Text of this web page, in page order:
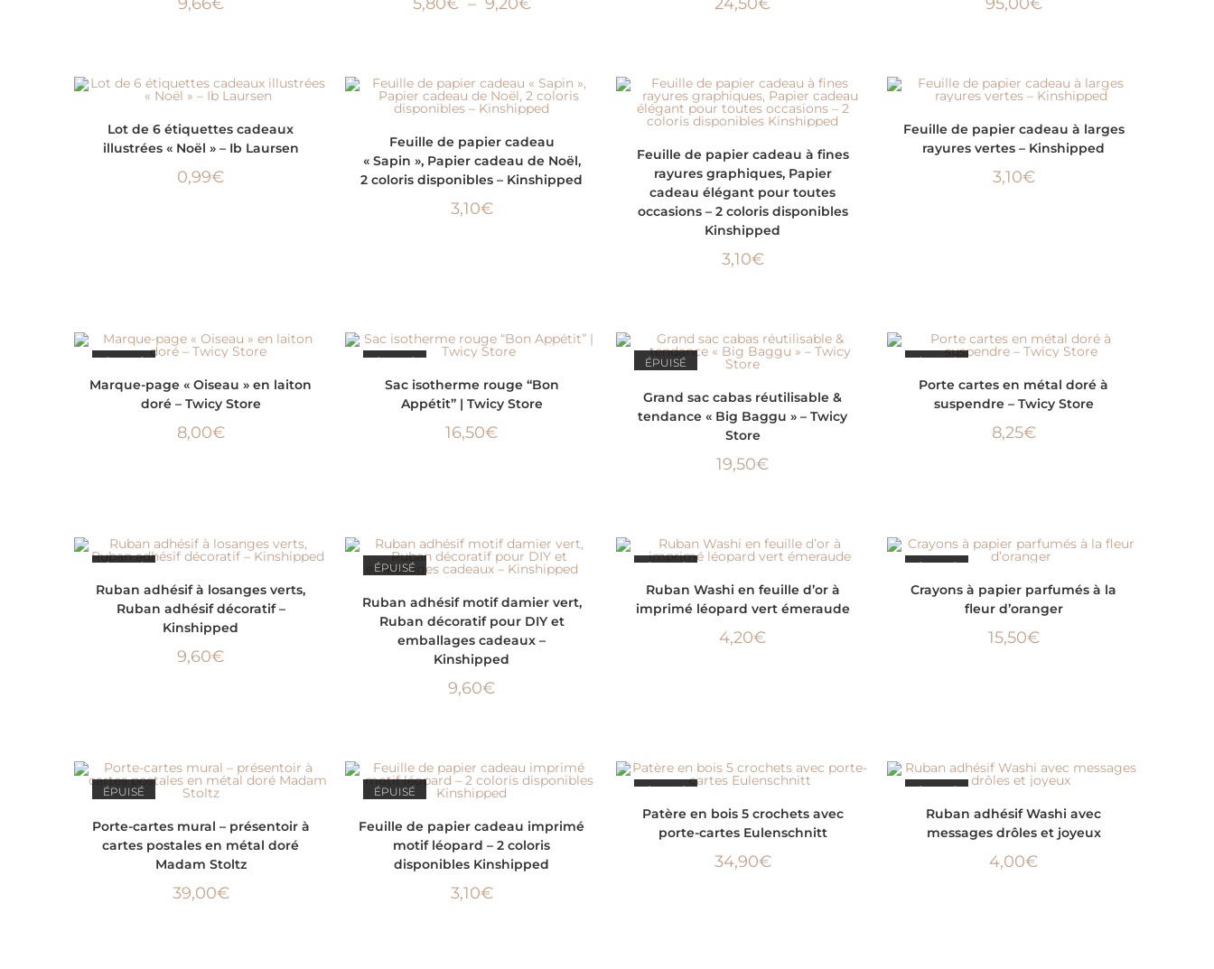
Lot de 6 étiquettes cadeaux
illustrées « Noël » – Ib Laursen
0,99€
Feuille de papier cadeau
« Sapin », Papier cadeau de Noël,
2 coloris disponibles – Kinshipped
3,10€
Feuille de papier cadeau à fines
rayures graphiques, Papier
cadeau élégant pour toutes
occasions – 2 coloris disponibles
Kinshipped
3,10€
Feuille de papier cadeau à larges
rayures vertes – Kinshipped
3,10€
Marque-page « Oiseau » en laiton
doré – Twicy Store
8,00€
Sac isotherme rouge “Bon
Appétit” | Twicy Store
16,50€
ÉPUISÉ
Grand sac cabas réutilisable &
tendance « Big Baggu » – Twicy
Store
19,50€
Porte cartes en métal doré à
suspendre – Twicy Store
8,25€
Ruban adhésif à losanges verts,
Ruban adhésif décoratif –
Kinshipped
9,60€
ÉPUISÉ
Ruban adhésif motif damier vert,
Ruban décoratif pour DIY et
emballages cadeaux –
Kinshipped
9,60€
Ruban Washi en feuille d’or à
imprimé léopard vert émeraude
4,20€
Crayons à papier parfumés à la
fleur d’oranger
15,50€
ÉPUISÉ
Porte-cartes mural – présentoir à
cartes postales en métal doré
Madam Stoltz
39,00€
ÉPUISÉ
Feuille de papier cadeau imprimé
motif léopard – 2 coloris
disponibles Kinshipped
3,10€
Patère en bois 5 crochets avec
porte-cartes Eulenschnitt
34,90€
Ruban adhésif Washi avec
messages drôles et joyeux
4,00€